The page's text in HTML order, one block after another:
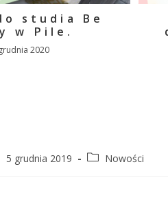
studia Be
w Pile.
2020
5 grudnia 2019 Nowości